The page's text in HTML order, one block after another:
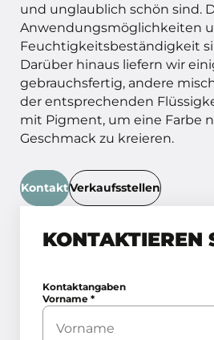
und unglaublich schön sind.
Anwendungsmöglichkeiten
Feuchtigkeitsbeständigkeit
Darüber hinaus liefern wir
gebrauchsfertig, andere
der entsprechenden
mit Pigment, um eine Farbe
Geschmack zu kreieren.
KontaktVerkaufsstellen
KONTAKTIEREN
Kontaktangaben
Vorname*